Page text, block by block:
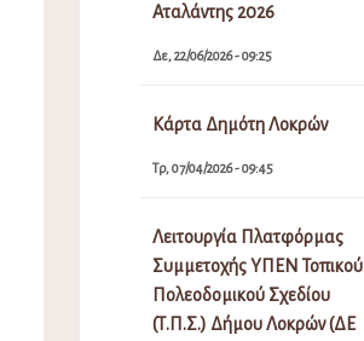
Αταλάντης 2026
Δε, 22/06/2026 - 09:25
Κάρτα Δημότη Λοκρών
Τρ, 07/04/2026 - 09:45
Λειτουργία Πλατφόρμας
Συμμετοχής ΥΠΕΝ Τοπικού
Πολεοδομικού Σχεδίου
(Τ.Π.Σ.) Δήμου Λοκρών (ΔΕ